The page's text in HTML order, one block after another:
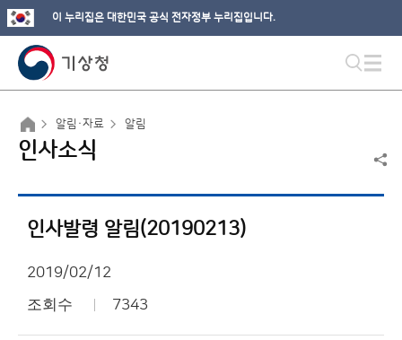
이 누리집은 대한민국 공식 전자정부 누리집입니다.
알림·자료 알림
인사소식
인사발령 알림(20190213)
2019/02/12
조회수 7343